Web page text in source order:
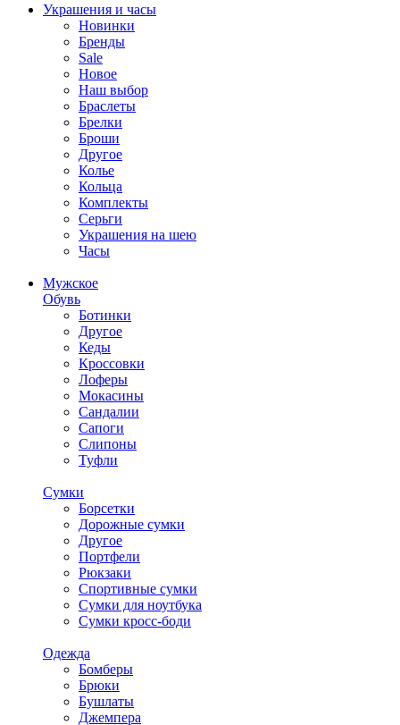
Украшения и часы
Новинки
Бренды
Sale
Новое
Наш выбор
Браслеты
Брелки
Броши
Другое
Колье
Кольца
Комплекты
Серьги
Украшения на шею
Часы
Мужское
Обувь
Ботинки
Другое
Кеды
Кроссовки
Лоферы
Мокасины
Сандалии
Сапоги
Слипоны
Туфли
Сумки
Борсетки
Дорожные сумки
Другое
Портфели
Рюкзаки
Спортивные сумки
Сумки для ноутбука
Сумки кросс-боди
Одежда
Бомберы
Брюки
Бушлаты
Джемпера